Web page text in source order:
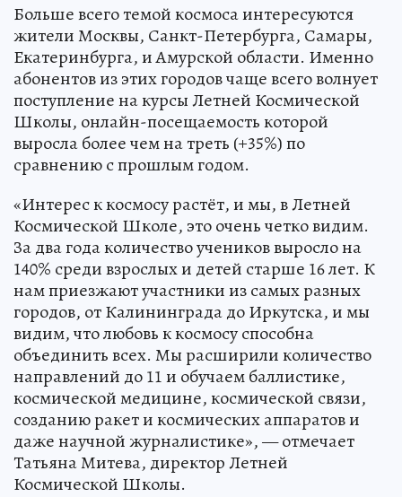
Больше всего темой космоса интересуются
жители Москвы, Санкт-Петербурга, Самары,
Екатеринбурга, и Амурской области. Именно
абонентов из этих городов чаще всего волнует
поступление на курсы Летней Космической
Школы, онлайн-посещаемость которой
выросла более чем на треть (+35%) по
сравнению с прошлым годом.
«Интерес к космосу растёт, и мы, в Летней
Космической Школе, это очень четко видим.
За два года количество учеников выросло на
140% среди взрослых и детей старше 16 лет. К
нам приезжают участники из самых разных
городов, от Калининграда до Иркутска, и мы
видим, что любовь к космосу способна
объединить всех. Мы расширили количество
направлений до 11 и обучаем баллистике,
космической медицине, космической связи,
созданию ракет и космических аппаратов и
даже научной журналистике», — отмечает
Татьяна Митева, директор Летней
Космической Школы.